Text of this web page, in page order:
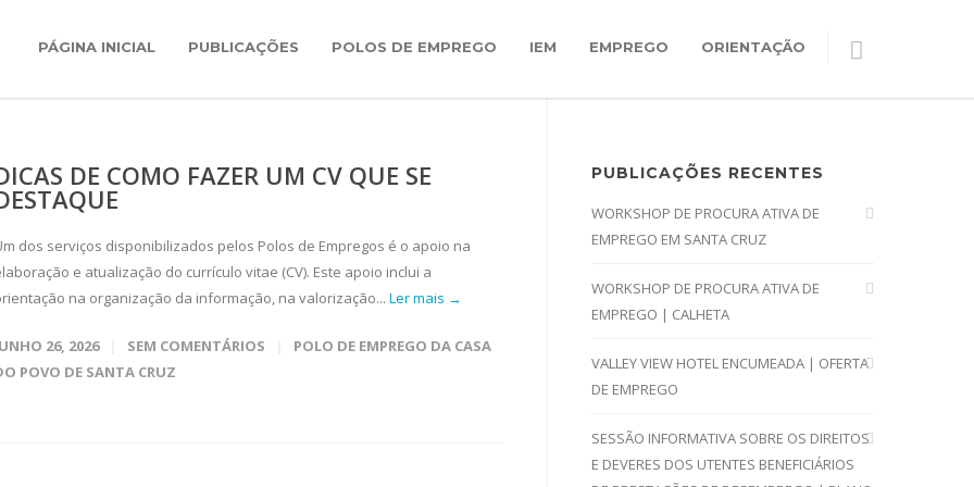
PÁGINA INICIAL PUBLICAÇÕES POLOS DE EMPREGO IEM EMPREGO ORIENTAÇÃO
DE COMO FAZER UM CV QUE SE
dos serviços disponibilizados pelos Polos de Empregos é o apoio na
e atualização do currículo vitae (CV). Este apoio inclui a
na organização da informação, na valorização... Ler mais →
26, 2026 SEM COMENTÁRIOS
POLO DE EMPREGO DA CASA
POVO DE SANTA CRUZ
PUBLICAÇÕES RECENTES
WORKSHOP DE PROCURA ATIVA DE
EMPREGO EM SANTA CRUZ
WORKSHOP DE PROCURA ATIVA DE
EMPREGO | CALHETA
VALLEY VIEW HOTEL ENCUMEADA | OFERTA
DE EMPREGO
SESSÃO INFORMATIVA SOBRE OS DIREITOS
E DEVERES DOS UTENTES BENEFICIÁRIOS